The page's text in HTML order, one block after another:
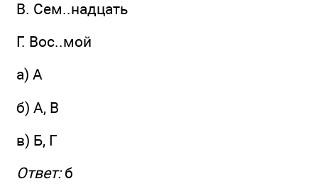
B. Сем..надцать
Г. Вос..мой
а) А
б) А, В
в) Б, Г
Ответ:б